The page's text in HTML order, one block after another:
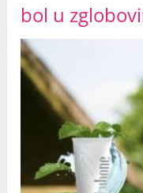
bol u